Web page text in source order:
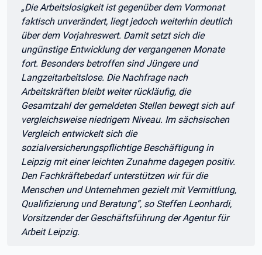
Zitat:
„Die Arbeitslosigkeit ist gegenüber dem Vormonat
faktisch unverändert, liegt jedoch weiterhin deutlich
über dem Vorjahreswert. Damit setzt sich die
ungünstige Entwicklung der vergangenen Monate
fort. Besonders betroffen sind Jüngere und
Langzeitarbeitslose. Die Nachfrage nach
Arbeitskräften bleibt weiter rückläufig, die
Gesamtzahl der gemeldeten Stellen bewegt sich auf
vergleichsweise niedrigem Niveau. Im sächsischen
Vergleich entwickelt sich die
sozialversicherungspflichtige Beschäftigung in
Leipzig mit einer leichten Zunahme dagegen positiv.
Den Fachkräftebedarf unterstützen wir für die
Menschen und Unternehmen gezielt mit Vermittlung,
Qualifizierung und Beratung“, so Steffen Leonhardi,
Vorsitzender der Geschäftsführung der Agentur für
Arbeit Leipzig.